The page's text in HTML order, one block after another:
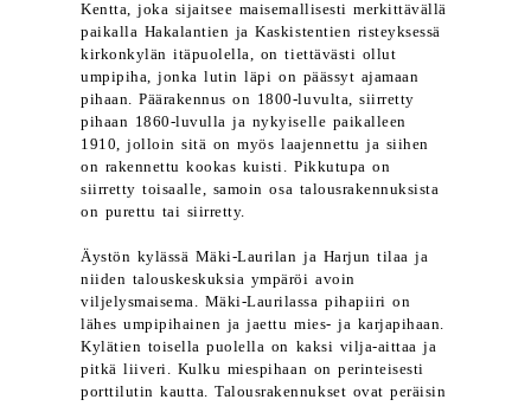
Kentta, joka sijaitsee maisemallisesti merkittävällä
paikalla Hakalantien ja Kaskistentien risteyksessä
kirkonkylän itäpuolella, on tiettävästi ollut
umpipiha, jonka lutin läpi on päässyt ajamaan
pihaan. Päärakennus on 1800-luvulta, siirretty
pihaan 1860-luvulla ja nykyiselle paikalleen
1910, jolloin sitä on myös laajennettu ja siihen
on rakennettu kookas kuisti. Pikkutupa on
siirretty toisaalle, samoin osa talousrakennuksista
on purettu tai siirretty.
Äystön kylässä Mäki-Laurilan ja Harjun tilaa ja
niiden talouskeskuksia ympäröi avoin
viljelysmaisema. Mäki-Laurilassa pihapiiri on
lähes umpipihainen ja jaettu mies- ja karjapihaan.
Kylätien toisella puolella on kaksi vilja-aittaa ja
pitkä liiveri. Kulku miespihaan on perinteisesti
porttilutin kautta. Talousrakennukset ovat peräisin